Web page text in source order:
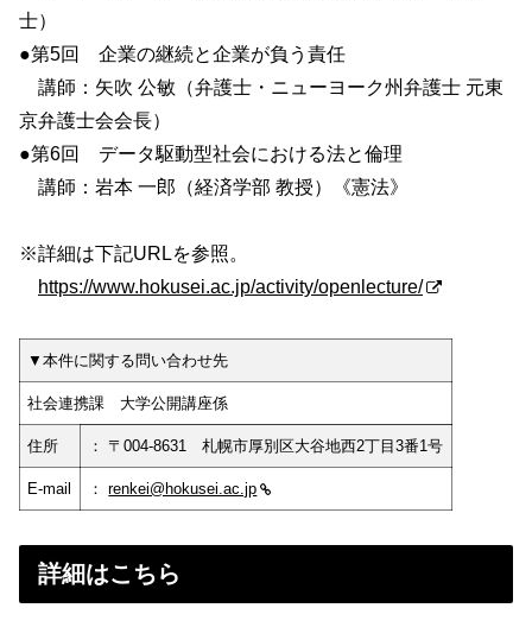
士）
●第5回 企業の継続と企業が負う責任
講師：矢吹 公敏（弁護士・ニューヨーク州弁護士 元東
京弁護士会会長）
●第6回 データ駆動型社会における法と倫理
講師：岩本 一郎（経済学部 教授）《憲法》
※詳細は下記URLを参照。
https://www.hokusei.ac.jp/activity/openlecture/
▼本件に関する問い合わせ先
社会連携課 大学公開講座係
住所 ： 〒004-8631 札幌市厚別区大谷地西2丁目3番1号
E-mail ：renkei@hokusei.ac.jp
詳細はこちら